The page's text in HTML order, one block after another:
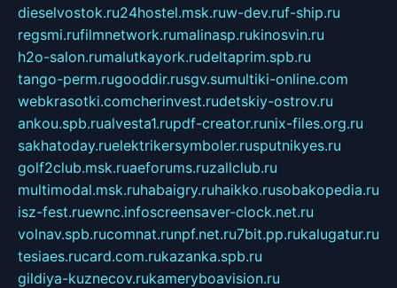
dieselvostok.ru24hostel.msk.ruw-dev.ruf-ship.ru
regsmi.rufilmnetwork.rumalinasp.rukinosvin.ru
h2o-salon.rumalutkayork.rudeltaprim.spb.ru
tango-perm.rugooddir.rusgv.sumultiki-online.com
webkrasotki.comcherinvest.rudetskiy-ostrov.ru
ankou.spb.rualvesta1.rupdf-creator.runix-files.org.ru
sakhatoday.ruelektrikersymboler.rusputnikyes.ru
golf2club.msk.ruaeforums.ruzallclub.ru
multimodal.msk.ruhabaigry.ruhaikko.rusobakopedia.ru
isz-fest.ruewnc.infoscreensaver-clock.net.ru
volnav.spb.rucomnat.runpf.net.ru7bit.pp.rukalugatur.ru
tesiaes.rucard.com.rukazanka.spb.ru
gildiya-kuznecov.rukameryboavision.ru